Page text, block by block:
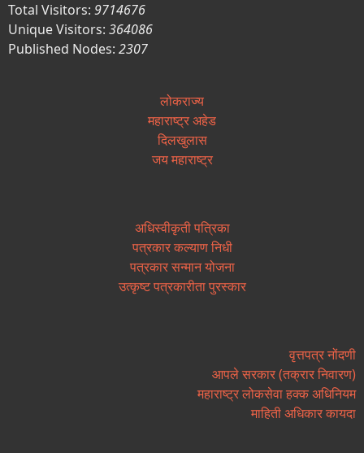
Total Visitors: 9714676
Unique Visitors: 364086
Published Nodes: 2307
लोकराज्य
महाराष्ट्र अहेड
दिलखुलास
जय महाराष्ट्र
अधिस्वीकृती पत्रिका
पत्रकार कल्याण निधी
पत्रकार सन्मान योजना
उत्कृष्ट पत्रकारीता पुरस्कार
वृत्तपत्र नोंदणी
आपले सरकार (तक्रार निवारण)
महाराष्ट्र लोकसेवा हक्क अधिनियम
माहिती अधिकार कायदा